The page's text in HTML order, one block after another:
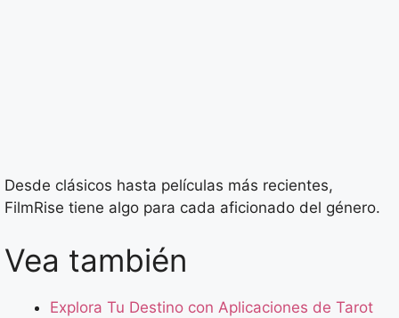
Desde clásicos hasta películas más recientes,
FilmRise tiene algo para cada aficionado del género.
Vea también
Explora Tu Destino con Aplicaciones de Tarot